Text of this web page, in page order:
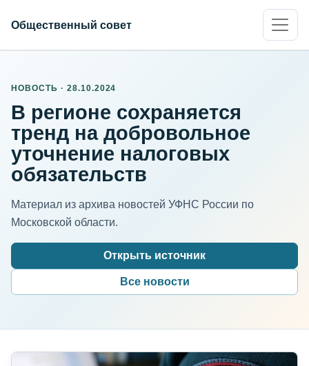
Общественный совет
НОВОСТЬ · 28.10.2024
В регионе сохраняется
тренд на добровольное
уточнение налоговых
обязательств
Материал из архива новостей УФНС России по
Московской области.
Открыть источник
Все новости